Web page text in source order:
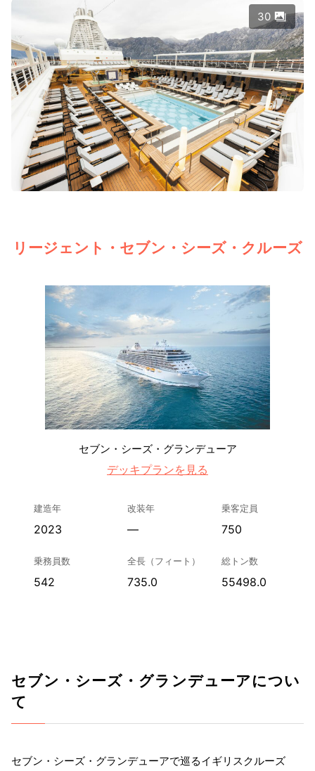
30
リージェント・セブン・シーズ・クルーズ
セブン・シーズ・グランデューア
デッキプランを見る
建造年
2023
改装年
—
乗客定員
750
乗務員数
542
全長（フィート）
735.0
総トン数
55498.0
セブン・シーズ・グランデューアについ
て
セブン・シーズ・グランデューアで巡るイギリスクルーズ